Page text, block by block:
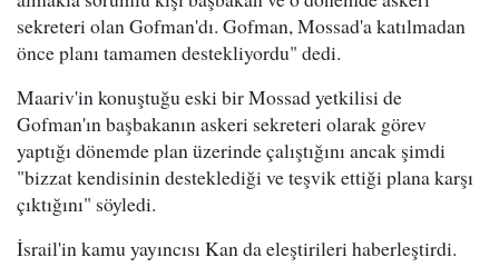
sekreteri olan Gofman'dı. Gofman, Mossad'a katılmadan
önce planı tamamen destekliyordu" dedi.
Maariv'in konuştuğu eski bir Mossad yetkilisi de
Gofman'ın başbakanın askeri sekreteri olarak görev
yaptığı dönemde plan üzerinde çalıştığını ancak şimdi
"bizzat kendisinin desteklediği ve teşvik ettiği plana karşı
çıktığını" söyledi.
İsrail'in kamu yayıncısı Kan da eleştirileri haberleştirdi.